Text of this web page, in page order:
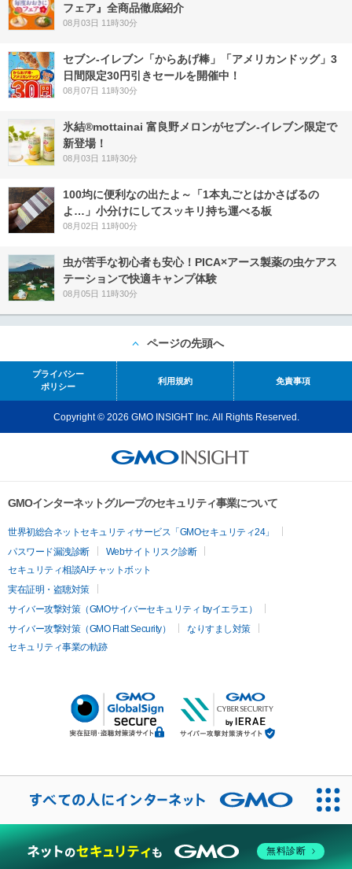
フェア』全商品徹底紹介
08月03日 11時30分
セブン‐イレブン「からあげ棒」「アメリカンドッグ」3
日間限定30円引きセールを開催中！
08月07日 11時30分
氷結®mottainai 富良野メロンがセブン‐イレブン限定で
新登場！
08月03日 11時30分
100均に便利なの出たよ～「1本丸ごとはかさばるの
よ…」小分けにしてスッキリ持ち運べる板
08月02日 11時00分
虫が苦手な初心者も安心！PICA×アース製薬の虫ケアス
テーションで快適キャンプ体験
08月05日 11時30分
ページの先頭へ
プライバシー
ポリシー
利用規約 免責事項
Copyright © 2026 GMO INSIGHT Inc. All Rights Reserved.
GMOインターネットグループのセキュリティ事業について
世界初総合ネットセキュリティサービス「GMOセキュリティ24」
パスワード漏洩診断
Webサイトリスク診断
セキュリティ相談AIチャットボット
実在証明・盗聴対策
サイバー攻撃対策（GMOサイバーセキュリティ byイエラエ）
サイバー攻撃対策（GMO Flatt Security）
なりすまし対策
セキュリティ事業の軌跡
無料診断